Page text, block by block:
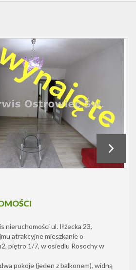
nieruchomości ul. Iłżecka 23,
atrakcyjne mieszkanie o
piętro 1/7, w osiedlu Rosochy w
pokoje (jeden z balkonem), widną